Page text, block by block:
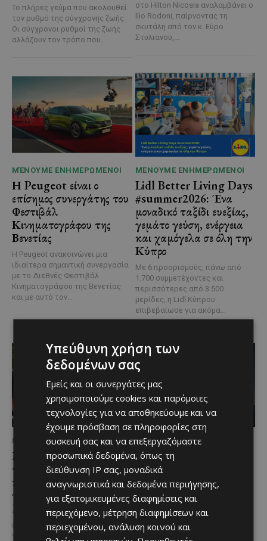
Το πλήρες γεύμα που ακολουθεί
τον ρυθμό της σύγχρονης ζωής.
Οι σύγχρονοι ρυθμοί της ζωής
αλλάζουν τον τρόπο που...
στο Hilton Nicosia αναλαμβάνει ο
Ilio Rodoni, παίρνοντας τη
σκυτάλη από τον κ. Εύρο
Στυλιανού,...
ΜΈΝΟΥΜΕ ΕΝΗΜΕΡΩΜΈΝΟΙ
Η Peugeot είναι ο
επίσημος συνεργάτης του
Φεστιβάλ
Κινηματογράφου της
Βενετίας
Η Peugeot ανακοινώνει μια
ιδιαίτερα σημαντική συνεργασία
με το Διεθνές Φεστιβάλ
Κινηματογράφου της Βενετίας
και με αυτό τον...
ΜΈΝΟΥΜΕ ΕΝΗΜΕΡΩΜΈΝΟΙ
Lidl Better Living Days
#summer2026: Ένα
μοναδικό ταξίδι ευεξίας,
γεμάτο γεύση, ενέργεια
και χαμόγελα σε όλη την
Κύπρο
Με 6 προορισμούς, πάνω από
1.700 συμμετέχοντες και
περισσότερες από 3.500
μερίδες, η Lidl Κύπρου
επιβεβαίωσε για ακόμα...
ΜΈΝΟΥΜΕ ΕΝΗΜΕΡΩΜΈΝΟΙ
Μια βραδιά γεμάτη
παράδοση, μουσική και
κέφι στον Δελίκηπο για
τη γιορτή του
Χρυσοσώτηρος
@menoumekypro Μια βραδιά
γεμάτη παράδοση, μουσική, χορό
ΜΈΝΟΥΜΕ ΚΎΠΡΟ
Βραδινή πεζοπορία στον
Μαχαιρά με τον σκύλο
σου και θέα τις Περσείδες
Αν αγαπάς τις βόλτες στη φύση
και δεν αποχωρίζεσαι ποτέ τον
τετράποδο φίλο σου, τότε αυτή
η εμπειρία...
Υπεύθυνη χρήση των
δεδομένων σας
Εμείς και οι συνεργάτες μας
χρησιμοποιούμε cookies και παρόμοιες
τεχνολογίες για να αποθηκεύουμε και να
έχουμε πρόσβαση σε πληροφορίες στη
συσκευή σας και να επεξεργαζόμαστε
προσωπικά δεδομένα, όπως τη
διεύθυνση IP σας, μοναδικά
αναγνωριστικά και δεδομένα περιήγησης,
για εξατομικευμένες διαφημίσεις και
περιεχόμενο, μέτρηση διαφημίσεων και
περιεχομένου, ανάλυση κοινού και